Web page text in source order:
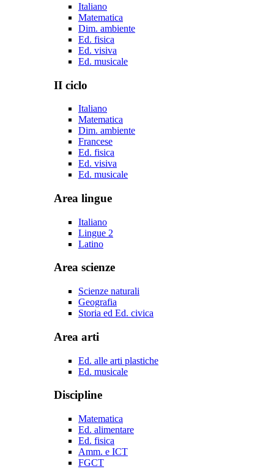
Italiano
Matematica
Dim. ambiente
Ed. fisica
Ed. visiva
Ed. musicale
II ciclo
Italiano
Matematica
Dim. ambiente
Francese
Ed. fisica
Ed. visiva
Ed. musicale
Area lingue
Italiano
Lingue 2
Latino
Area scienze
Scienze naturali
Geografia
Storia ed Ed. civica
Area arti
Ed. alle arti plastiche
Ed. musicale
Discipline
Matematica
Ed. alimentare
Ed. fisica
Amm. e ICT
FGCT